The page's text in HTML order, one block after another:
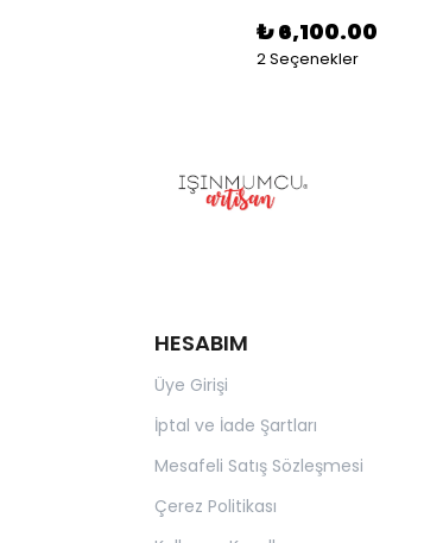
₺ 6,100.00
2 Seçenekler
HESABIM
Üye Girişi
İptal ve İade Şartları
Mesafeli Satış Sözleşmesi
Çerez Politikası